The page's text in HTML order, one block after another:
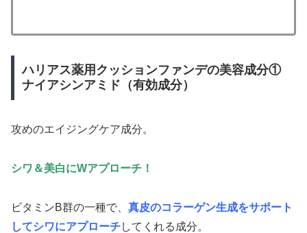
ハリアス薬用クッションファンデの美容成分①
ナイアシンアミド（有効成分）
攻めのエイジングケア成分。
シワ＆美白にWアプローチ！
ビタミンB群の一種で、 真皮のコラーゲン生成をサポート
してシワにアプローチしてくれる成分。